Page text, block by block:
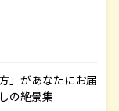
」があなたにお届
の絶景集